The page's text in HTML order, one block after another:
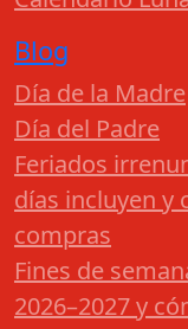
Blog
Día de la Madre
Día del Padre
Feriados
días incluyen y
compras
Fines de
2026–2027 y